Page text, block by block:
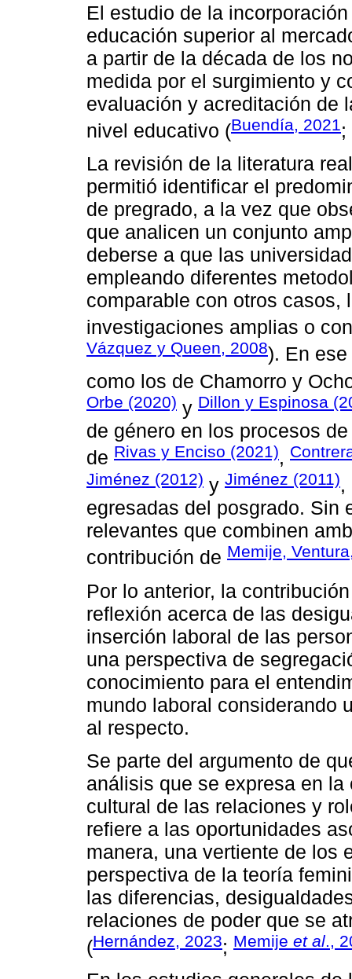
El estudio de la
educación superior al
a partir de la década de los
medida por el surgimiento y
evaluación y acreditación de
nivel educativo (Buendía, 2021;
La revisión de la literatura
permitió identificar el
de pregrado, a la vez que
que analicen un conjunto
deberse a que las
empleando diferentes
comparable con otros casos,
investigaciones amplias o
Vázquez y Queen, 2008). En
como los de Chamorro y
Orbe (2020) y Dillon y Espinosa
de género en los procesos
de Rivas y Enciso (2021),
Jiménez (2012) y Jiménez (2011),
egresadas del posgrado. Sin
relevantes que combinen
contribución de Memije,
Por lo anterior, la
reflexión acerca de las
inserción laboral de las
una perspectiva de
conocimiento para el
mundo laboral considerando
al respecto.
Se parte del argumento de
análisis que se expresa en
cultural de las relaciones y
refiere a las oportunidades
manera, una vertiente de los
perspectiva de la teoría
las diferencias,
relaciones de poder que se
(Hernández, 2023; Memije et al.,